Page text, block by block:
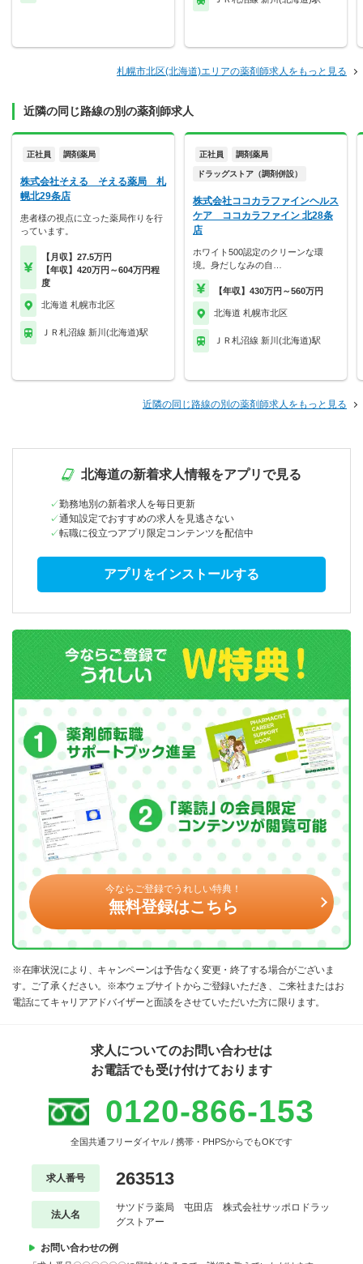
札幌市北区(北海道)エリアの薬剤師求人をもっと見る
近隣の同じ路線の別の薬剤師求人
正社員 調剤薬局
株式会社そえる そえる薬局 札
幌北29条店
患者様の視点に立った薬局作りを行
っています。
【月収】27.5万円
【年収】420万円～604万円程
度
北海道 札幌市北区
ＪＲ札沼線 新川(北海道)駅
正社員 調剤薬局
ドラッグストア（調剤併設）
株式会社ココカラファインヘルス
ケア ココカラファイン 北28条
店
ホワイト500認定のクリーンな環
境。身だしなみの自…
【年収】430万円～560万円
北海道 札幌市北区
ＪＲ札沼線 新川(北海道)駅
近隣の同じ路線の別の薬剤師求人をもっと見る
北海道の新着求人情報をアプリで見る
勤務地別の新着求人を毎日更新
通知設定でおすすめの求人を見逃さない
転職に役立つアプリ限定コンテンツを配信中
アプリをインストールする
今ならご登録でうれしい特典！
無料登録はこちら
※在庫状況により、キャンペーンは予告なく変更・終了する場合がございま
す。ご了承ください。※本ウェブサイトからご登録いただき、ご来社またはお
電話にてキャリアアドバイザーと面談をさせていただいた方に限ります。
求人についてのお問い合わせは
お電話でも受け付けております
0120-866-153
全国共通フリーダイヤル / 携帯・PHPSからでもOKです
求人番号 263513
法人名
サツドラ薬局 屯田店 株式会社サッポロドラッ
グストアー
お問い合わせの例